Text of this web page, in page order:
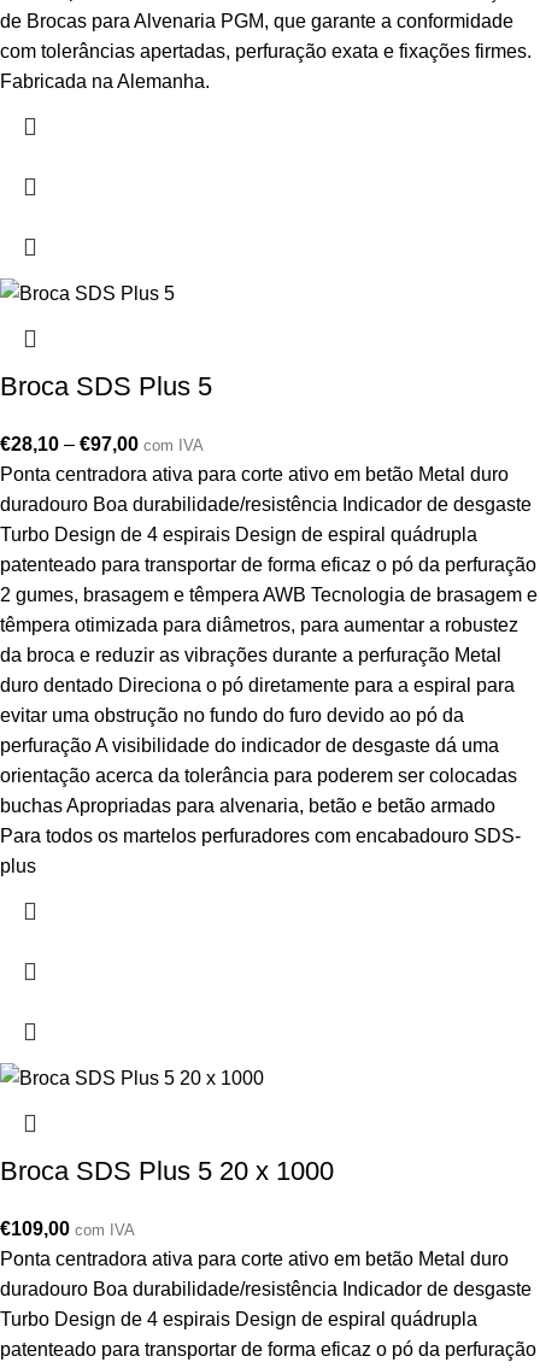
de Brocas para Alvenaria PGM, que garante a conformidade
com tolerâncias apertadas, perfuração exata e fixações firmes.
Fabricada na Alemanha.
Broca SDS Plus 5
€28,10 – €97,00 com IVA
Ponta centradora ativa para corte ativo em betão Metal duro
duradouro Boa durabilidade/resistência Indicador de desgaste
Turbo Design de 4 espirais Design de espiral quádrupla
patenteado para transportar de forma eficaz o pó da perfuração
2 gumes, brasagem e têmpera AWB Tecnologia de brasagem e
têmpera otimizada para diâmetros, para aumentar a robustez
da broca e reduzir as vibrações durante a perfuração Metal
duro dentado Direciona o pó diretamente para a espiral para
evitar uma obstrução no fundo do furo devido ao pó da
perfuração A visibilidade do indicador de desgaste dá uma
orientação acerca da tolerância para poderem ser colocadas
buchas Apropriadas para alvenaria, betão e betão armado
Para todos os martelos perfuradores com encabadouro SDS-
plus
Broca SDS Plus 5 20 x 1000
€109,00 com IVA
Ponta centradora ativa para corte ativo em betão Metal duro
duradouro Boa durabilidade/resistência Indicador de desgaste
Turbo Design de 4 espirais Design de espiral quádrupla
patenteado para transportar de forma eficaz o pó da perfuração